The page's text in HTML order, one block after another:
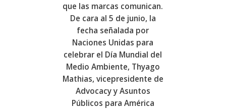
que las marcas comunican.
De cara al 5 de junio, la
fecha señalada por
Naciones Unidas para
celebrar el Día Mundial del
Medio Ambiente, Thyago
Mathias, vicepresidente de
Advocacy y Asuntos
Públicos para América